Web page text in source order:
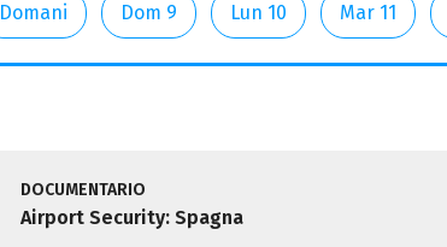
Domani Dom 9 Lun 10 Mar 11
DOCUMENTARIO
Airport Security: Spagna